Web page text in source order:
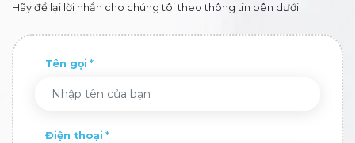
Hãy để lại lời nhắn cho chúng tôi theo thông tin bên dưới
Tên gọi
Điện thoại